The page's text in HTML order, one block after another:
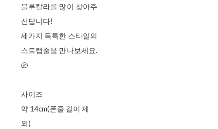
블루칼라를 많이 찾아주
신답니다!
세가지 독특한 스타일의
스트랩줄을 만나보세요.
🐚
사이즈
약 14cm(폰줄 길이 제
외)